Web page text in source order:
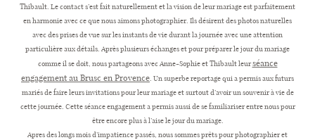
VOTRE REPORTAGE
CONTACT
Thibault. Le contact s’est fait naturellement et la vision de leur mariage est parfaitement
en harmonie avec ce que nous aimons photographier. Ils désirent des photos naturelles
avec des prises de vue sur les instants de vie durant la journée avec une attention
particulière aux détails. Après plusieurs échanges et pour préparer le jour du mariage
comme il se doit, nous partageons avec Anne-Sophie et Thibault leurséance
engagement au Brusc en Provence . Un superbe reportage qui a permis aux futurs
mariés de faire leurs invitations pour leur mariage et surtout d’avoir un souvenir à vie de
cette journée. Cette séance engagement a permis aussi de se familiariser entre nous pour
être encore plus à l’aise le jour du mariage.
Apres des longs mois d’impatience passés, nous sommes prêts pour photographier et